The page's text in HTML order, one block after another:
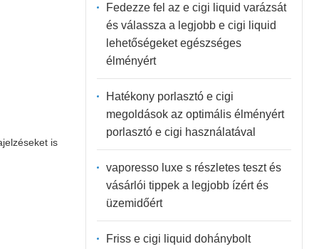
is
Fedezze fel az e cigi liquid varázsát
és válassza a legjobb e cigi liquid
lehetőségeket egészséges
élményért
Hatékony porlasztó e cigi
megoldások az optimális élményért
porlasztó e cigi használatával
vaporesso luxe s részletes teszt és
vásárlói tippek a legjobb ízért és
üzemidőért
Friss e cigi liquid dohánybolt